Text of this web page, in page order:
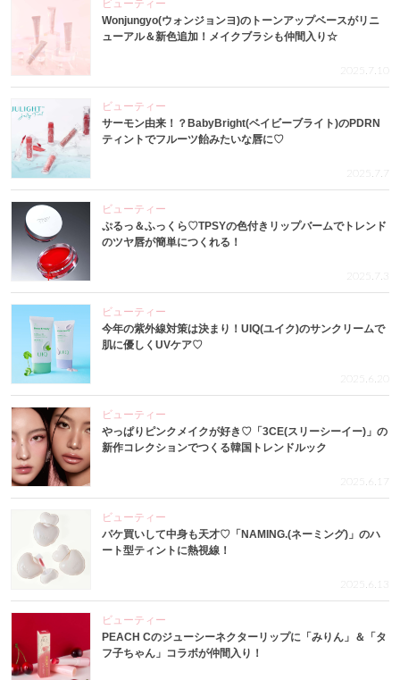
ビューティー
Wonjungyo(ウォンジョンヨ)のトーンアップベースがリニ
ューアル＆新色追加！メイクブラシも仲間入り☆
2025.7.10
ビューティー
サーモン由来！？BabyBright(ベイビーブライト)のPDRN
ティントでフルーツ飴みたいな唇に♡
ビューティー
ぷるっ＆ふっくら♡TPSYの色付きリップバームでトレンド
のツヤ唇が簡単につくれる！
2025.7.3
ビューティー
今年の紫外線対策は決まり！UIQ(ユイク)のサンクリームで
肌に優しくUVケア♡
2025.6.20
ビューティー
やっぱりピンクメイクが好き♡「3CE(スリーシーイー)」の
新作コレクションでつくる韓国トレンドルック
2025.6.17
ビューティー
パケ買いして中身も天才♡「NAMING.(ネーミング)」のハ
ート型ティントに熱視線！
2025.6.13
ビューティー
PEACH Cのジューシーネクターリップに「みりん」＆「タ
フ子ちゃん」コラボが仲間入り！